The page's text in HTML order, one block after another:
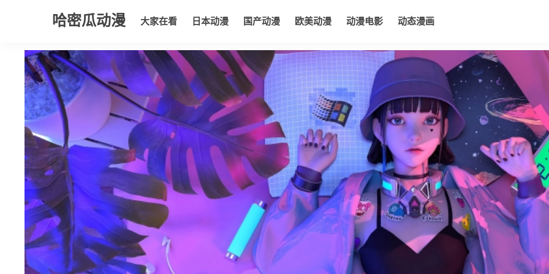
哈密瓜动漫 大家在看 日本动漫 国产动漫 欧美动漫 动漫电影 动态漫画
大家在看 日本动漫 国产动漫 欧美动漫 动漫电影 动态漫画